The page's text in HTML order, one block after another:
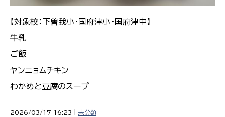
【対象校：下曽我小・国府津小・国府津中】
牛乳
ご飯
ヤンニョムチキン
わかめと豆腐のスープ
2026/03/17 16:23 | 未分類